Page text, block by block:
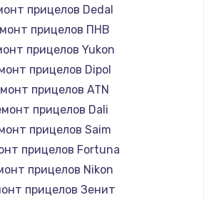
прицелов Dedal
прицелов ПНВ
прицелов Yukon
прицелов Dipol
прицелов ATN
прицелов Dali
прицелов Saim
прицелов Fortuna
прицелов Nikon
прицелов Зенит